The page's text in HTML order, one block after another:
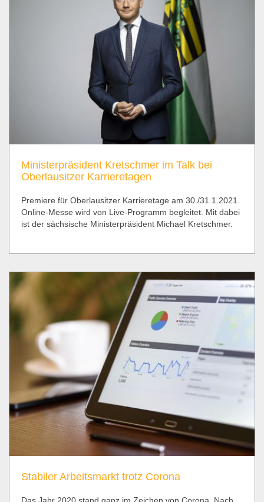
Ministerpräsident Kretschmer im Talk bei
Oberlausitzer Karrieretagen
Premiere für Oberlausitzer Karrieretage am 30./31.1.2021.
Online-Messe wird von Live-Programm begleitet. Mit dabei
ist der sächsische Ministerpräsident Michael Kretschmer.
Stabiler Arbeitsmarkt trotz Corona